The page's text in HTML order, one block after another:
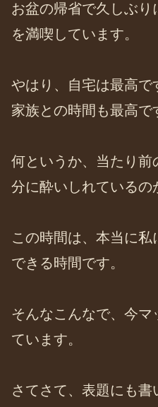
お盆の帰省で久しぶ
を満喫しています。
やはり、自宅は最高で
家族との時間も最高で
何というか、当たり前
分に酔いしれているの
この時間は、本当に私
できる時間です。
そんなこんなで、今
ています。
さてさて、表題にも